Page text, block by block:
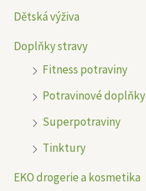
Dětská výživa
Doplňky stravy
Fitness potraviny
Potravinové doplňky
Superpotraviny
Tinktury
EKO drogerie a kosmetika